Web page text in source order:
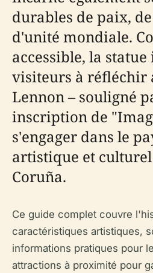
durables de paix,
d'unité mondiale.
accessible, la
visiteurs à réfléchir
Lennon – souligné
inscription de
s'engager dans le
artistique et
Coruña.
Ce guide complet couvre
caractéristiques artistiques,
informations pratiques pour
attractions à proximité pour